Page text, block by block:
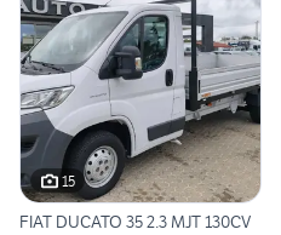
15
FIAT DUCATO 35 2.3 MJT 130CV